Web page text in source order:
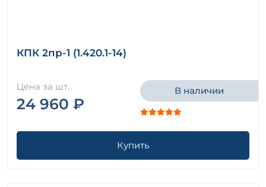
КПК 2пр-1 (1.420.1-14)
Цена за шт.
24 960 ₽
В наличии
Купить